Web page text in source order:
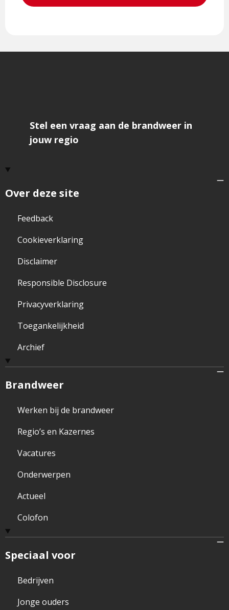
Over deze site
Feedback
Cookieverklaring
Disclaimer
Responsible Disclosure
Privacyverklaring
Toegankelijkheid
Archief
Brandweer
Werken bij de brandweer
Regio’s en Kazernes
Vacatures
Onderwerpen
Actueel
Colofon
Speciaal voor
Bedrijven
Jonge ouders
Stel een vraag aan de brandweer in
jouw regio